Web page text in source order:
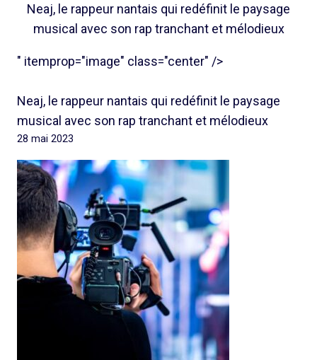
Neaj, le rappeur nantais qui redéfinit le paysage
musical avec son rap tranchant et mélodieux
" itemprop="image" class="center" />
Neaj, le rappeur nantais qui redéfinit le paysage
musical avec son rap tranchant et mélodieux
28 mai 2023